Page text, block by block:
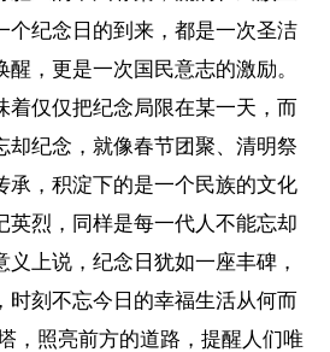
个纪念日的到来，都是一次圣洁
，更是一次国民意志的激励。
着仅仅把纪念局限在某一天，而
却纪念，就像春节团聚、清明祭
承，积淀下的是一个民族的文化
英烈，同样是每一代人不能忘却
上说，纪念日犹如一座丰碑，
时刻不忘今日的幸福生活从何而
，照亮前方的道路，提醒人们唯